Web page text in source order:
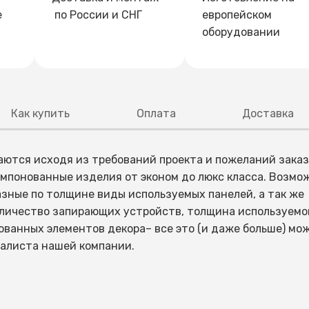
по России и СНГ
европейском
оборудовании
Как купить Оплата Доставка
исходя из требований проекта и пожеланий
изделия от эконом до люкс класса.
по толщине виды используемых панелей, а так же
запирающих устройств, толщина
элементов декора– все это (и даже больше)
нашей компании.
Внешний вид
Внешняя отделка: Металл с покрытием антик
Внутренняя отделка: МДФ панель 10 мм
Наличник 70 мм
Декоративные накладки бронза
первый освободившийся специалист отдела
свяжется первый освободившийся специалист
в котором будут указаны все позиции вашего
работаем с НДС, что обеспечивает прозрачность и
оплату через ваш банк или онлайн-сервис.
в кратчайшие сроки и в удобное для вас время. По
транспортом от завода в любую точку России. Вы